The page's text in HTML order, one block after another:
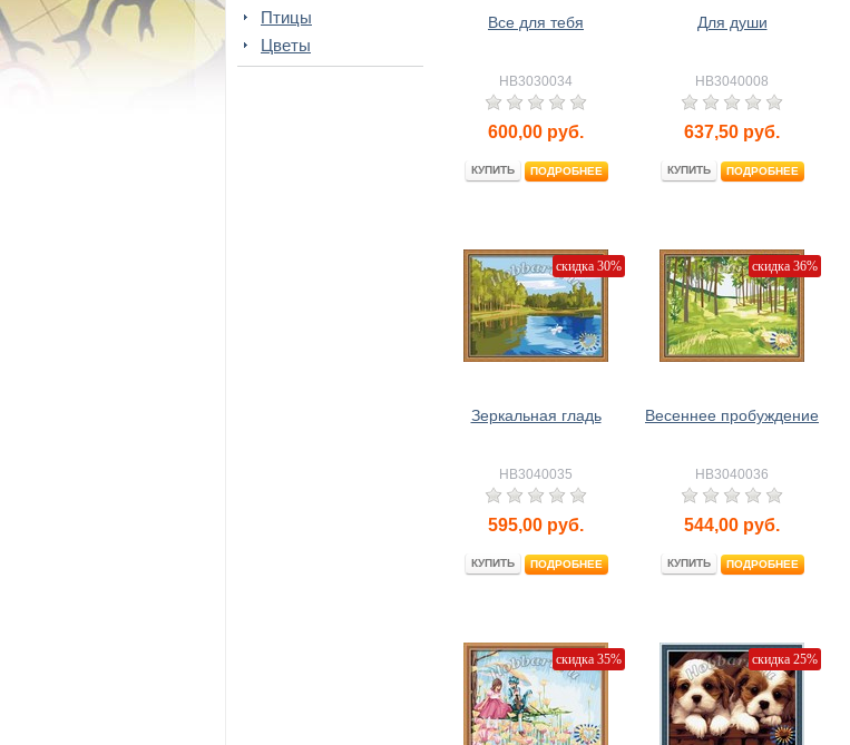
Птицы
Цветы
Все для тебя
HB3030034
600,00 руб.
КУПИТЬ ПОДРОБНЕЕ
Для души
HB3040008
637,50 руб.
КУПИТЬ ПОДРОБНЕЕ
скидка 30%
Зеркальная гладь
HB3040035
595,00 руб.
КУПИТЬ ПОДРОБНЕЕ
скидка 36%
Весеннее пробуждение
HB3040036
544,00 руб.
КУПИТЬ ПОДРОБНЕЕ
скидка 35% скидка 25%